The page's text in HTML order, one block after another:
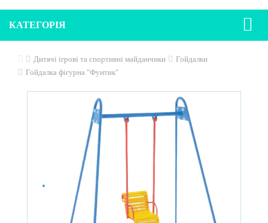
КАТЕГОРІЯ
Дитячі ігрові та спортивні майданчики
Гойдалки
Гойдалка фігурна "Фунтик"